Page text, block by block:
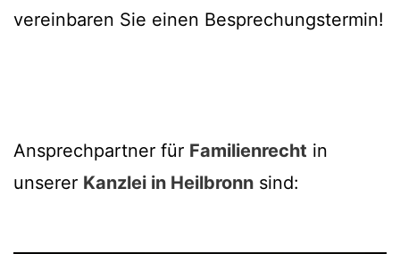
vereinbaren Sie einen Besprechungstermin!
Ansprechpartner für Familienrecht in
unserer Kanzlei in Heilbronn sind: